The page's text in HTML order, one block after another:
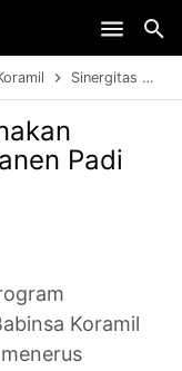
Sinergitas
Padi
Koramil